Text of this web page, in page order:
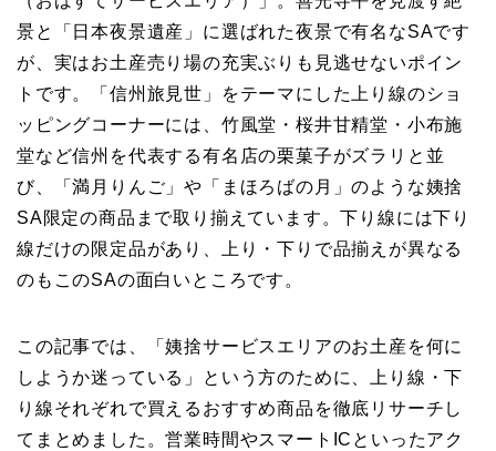
景と「日本夜景遺産」に選ばれた夜景で有名なSAです
が、実はお土産売り場の充実ぶりも見逃せないポイン
トです。「信州旅見世」をテーマにした上り線のショ
ッピングコーナーには、竹風堂・桜井甘精堂・小布施
堂など信州を代表する有名店の栗菓子がズラリと並
び、「満月りんご」や「まほろばの月」のような姨捨
SA限定の商品まで取り揃えています。下り線には下り
線だけの限定品があり、上り・下りで品揃えが異なる
のもこのSAの面白いところです。
この記事では、「姨捨サービスエリアのお土産を何に
しようか迷っている」という方のために、上り線・下
り線それぞれで買えるおすすめ商品を徹底リサーチし
てまとめました。営業時間やスマートICといったアク